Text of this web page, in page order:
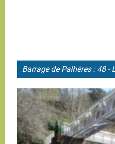
Barrage dePalhères : 48 -